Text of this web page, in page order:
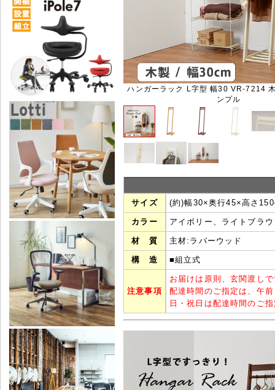
ハンガーラック L字型 幅30 VR-7214
ンプル
サイズ (約)幅30×奥行45×高さ
カラー アイボリー、ライトブラ
材 質 主材:ラバーウッド
構 造 ■組立式
注意事項
お届けは原則、玄関渡し
配達時間のご指定は、午
日・祝日は配達時間のご